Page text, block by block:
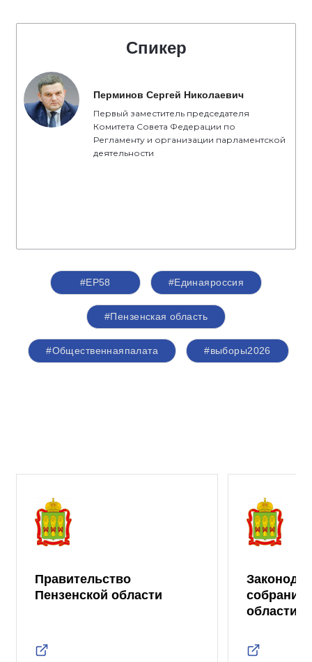
Спикер
Перминов Сергей Николаевич
Первый заместитель председателя
Комитета Совета Федерации по
Регламенту и организации парламентской
деятельности
#ЕР58 #Единаяроссия
#Пензенская область
#Общественнаяпалата #выборы2026
Правительство
Пензенской области
собрание
области